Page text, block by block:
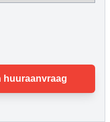
huuraanvraag